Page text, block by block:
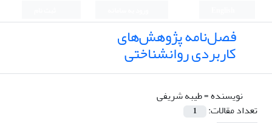
فصل‌نامه پژوهش‌های
کاربردی روانشناختی
نویسنده =طیبه شریفی
تعداد مقالات:
1